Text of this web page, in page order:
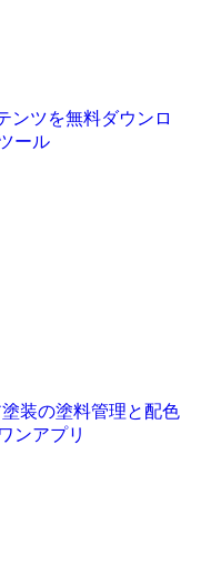
ンツを無料ダウンロ
ール
装の塗料管理と配色
ンアプリ